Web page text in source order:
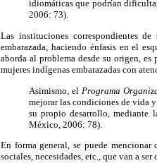
idiomáticas que podrían
2006: 73).
Las instituciones correspondientes
embarazada, haciendo énfasis en el
aborda al problema desde su origen,
mujeres indígenas embarazadas con
Asimismo, el Programa
mejorar las condiciones de vida
su propio desarrollo, mediante
México, 2006: 78).
En forma general, se puede
sociales, necesidades, etc., que van a